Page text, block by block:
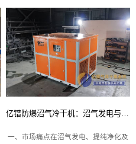
一、市场痛点在沼气发电、提纯净化及